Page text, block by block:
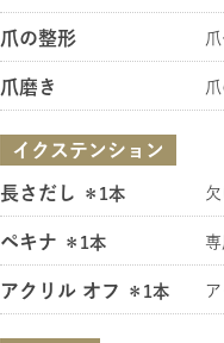
爪の整形
爪磨き
イクステンション
長さだし ＊1本
ペキナ ＊1本
アクリル オフ ＊1本